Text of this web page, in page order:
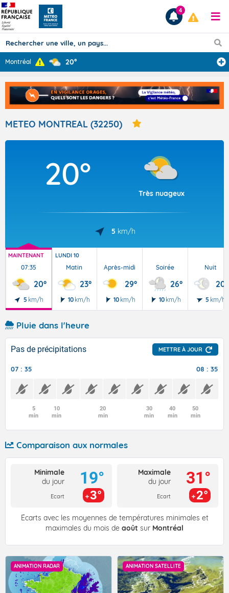
Prévisions
TOUS LES RÉSULTATS
Articles
4
Montréal 20°
METEO MONTREAL (32250)
20°
Très nuageux
5 km/h
MAINTENANT
07:35
20°
5 km/h
LUNDI 10
Matin
23°
10 km/h
Après-midi
29°
10 km/h
Soirée
26°
10 km/h
Nuit
20°
5 km/h
Pluie dans l'heure
Pas de précipitations METTRE À JOUR
07 : 35 08 : 35
5
min
10
min
20
min
30
min
40
min
50
min
Comparaison aux normales
Minimale
du jour
Ecart
19°
3°
Maximale
du jour
Ecart
31°
2°
Écarts avec les moyennes de températures minimales et
maximales du mois de août sur Montréal
ANIMATION RADAR ANIMATION SATELLITE